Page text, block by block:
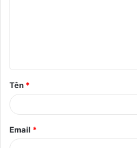
ậ
n
Tên *
Email *